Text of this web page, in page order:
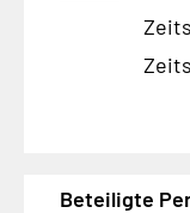
Beteiligte